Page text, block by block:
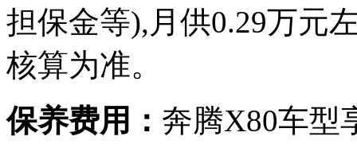
担保金等),月供0.29万元
核算为准。
保养费用： 奔腾X80车型